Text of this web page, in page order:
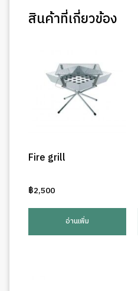
สินค้าที่เกี่ยวข้อง
Fire grill
฿2,500
อ่านเพิ่ม